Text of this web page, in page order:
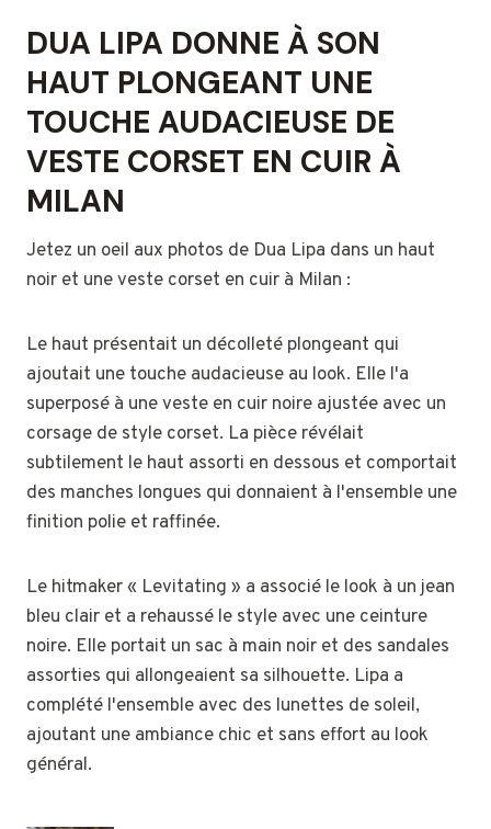
DUA LIPA DONNE À SON
HAUT PLONGEANT UNE
TOUCHE AUDACIEUSE DE
VESTE CORSET EN CUIR À
MILAN
Jetez un oeil aux photos de Dua Lipa dans un haut
noir et une veste corset en cuir à Milan :
Le haut présentait un décolleté plongeant qui
ajoutait une touche audacieuse au look. Elle l'a
superposé à une veste en cuir noire ajustée avec un
corsage de style corset. La pièce révélait
subtilement le haut assorti en dessous et comportait
des manches longues qui donnaient à l'ensemble une
finition polie et raffinée.
Le hitmaker « Levitating » a associé le look à un jean
bleu clair et a rehaussé le style avec une ceinture
noire. Elle portait un sac à main noir et des sandales
assorties qui allongeaient sa silhouette. Lipa a
complété l'ensemble avec des lunettes de soleil,
ajoutant une ambiance chic et sans effort au look
général.